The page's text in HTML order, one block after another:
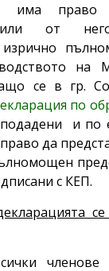
има право
или от
изрично
на
се в гр.
по
и по
да
с КЕП.
членове